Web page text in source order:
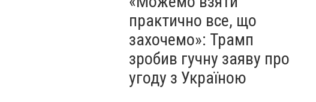
практично все, що
захочемо»: Трамп
зробив гучну заяву про
угоду з Україною